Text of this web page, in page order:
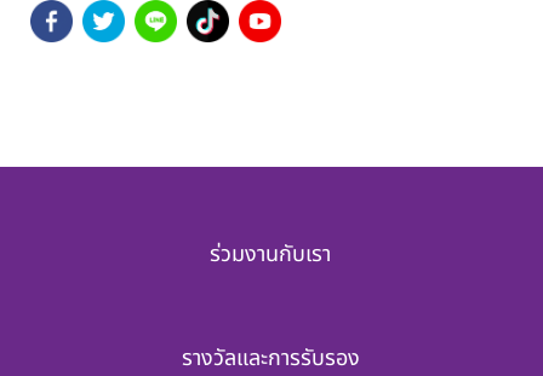
ร่วมงานกับเรา
รางวัลและการรับรอง